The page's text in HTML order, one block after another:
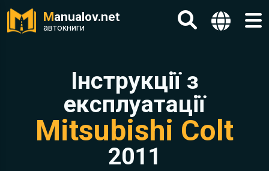
Manualov.net
автокниги
Інструкції з
експлуатації
Mitsubishi Colt
2011